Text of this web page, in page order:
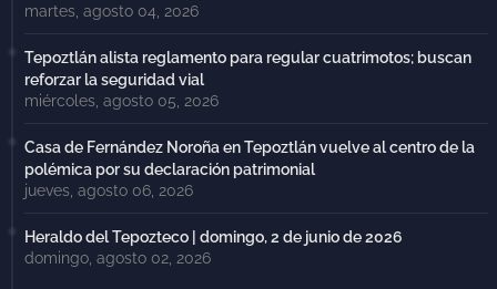
martes, agosto 04, 2026
Tepoztlán alista reglamento para regular cuatrimotos; buscan
reforzar la seguridad vial
miércoles, agosto 05, 2026
Casa de Fernández Noroña en Tepoztlán vuelve al centro de la
polémica por su declaración patrimonial
jueves, agosto 06, 2026
Heraldo del Tepozteco | domingo, 2 de junio de 2026
domingo, agosto 02, 2026